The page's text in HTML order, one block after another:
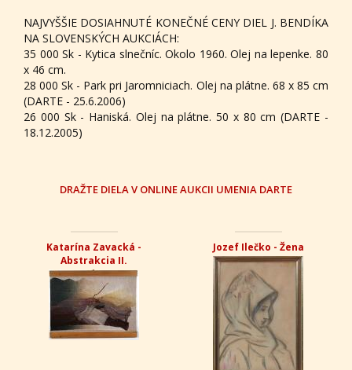
NAJVYŠŠIE DOSIAHNUTÉ KONEČNÉ CENY DIEL J. BENDÍKA
NA SLOVENSKÝCH AUKCIÁCH:
35 000 Sk - Kytica slnečníc. Okolo 1960. Olej na lepenke. 80
x 46 cm.
28 000 Sk - Park pri Jaromniciach. Olej na plátne. 68 x 85 cm
(DARTE - 25.6.2006)
26 000 Sk - Haniská. Olej na plátne. 50 x 80 cm (DARTE -
18.12.2005)
DRAŽTE DIELA V ONLINE AUKCII UMENIA DARTE
Katarína Zavacká -
Abstrakcia II.
Jozef Ilečko - Žena